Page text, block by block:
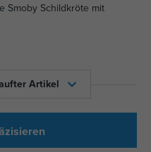
Smoby Schildkröte mit
Artikel